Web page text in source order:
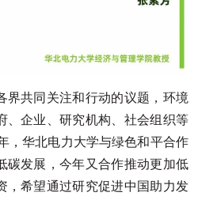
界共同关注和行动的议题，环境
、企业、研究机构、社会组织等
，华北电力大学与绿色和平合作
碳发展，今年又合作推动更加低
，希望通过研究促进中国助力发